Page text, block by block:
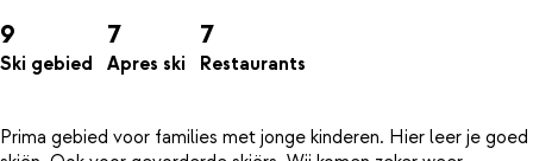
9
Ski gebied
7
Apres ski
7
Restaurants
Prima gebied voor families met jonge kinderen. Hier leer je goed